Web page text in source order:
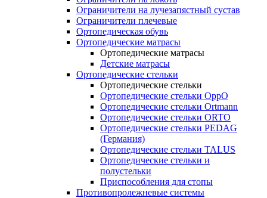
Ограничители на лучезапястный сустав
Ограничители плечевые
Ортопедическая обувь
Ортопедические матрасы
Ортопедические матрасы
Детские матрасы
Ортопедические стельки
Ортопедические стельки
Ортопедические стельки OppO
Ортопедические стельки Ortmann
Ортопедические стельки ORTO
Ортопедические стельки PEDAG
(Германия)
Ортопедические стельки TALUS
Ортопедические стельки и
полустельки
Приспособления для стопы
Противопролежневые системы